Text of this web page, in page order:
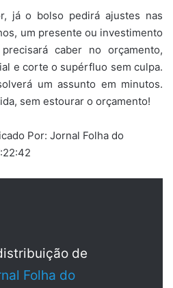
já o bolso pedirá ajustes nas
um presente ou investimento
caber no orçamento,
e corte o supérfluo sem culpa.
um assunto em minutos.
sem estourar o orçamento!
Por: Jornal Folha do
de
Folha do